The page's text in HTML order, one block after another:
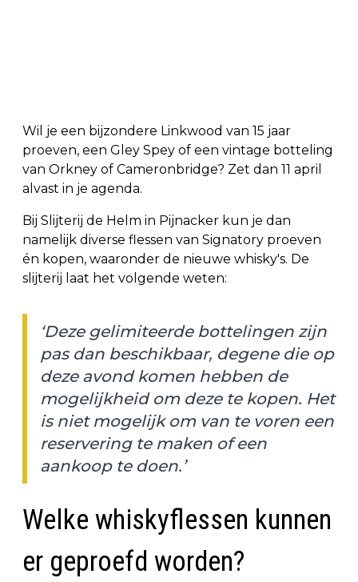
Wil je een bijzondere Linkwood van 15 jaar
proeven, een Gley Spey of een vintage botteling
van Orkney of Cameronbridge? Zet dan 11 april
alvast in je agenda.
Bij Slijterij de Helm in Pijnacker kun je dan
namelijk diverse flessen van Signatory proeven
én kopen, waaronder de nieuwe whisky's. De
slijterij laat het volgende weten:
‘Deze gelimiteerde bottelingen zijn
pas dan beschikbaar, degene die op
deze avond komen hebben de
mogelijkheid om deze te kopen. Het
is niet mogelijk om van te voren een
reservering te maken of een
aankoop te doen.’
Welke whiskyflessen kunnen
er geproefd worden?